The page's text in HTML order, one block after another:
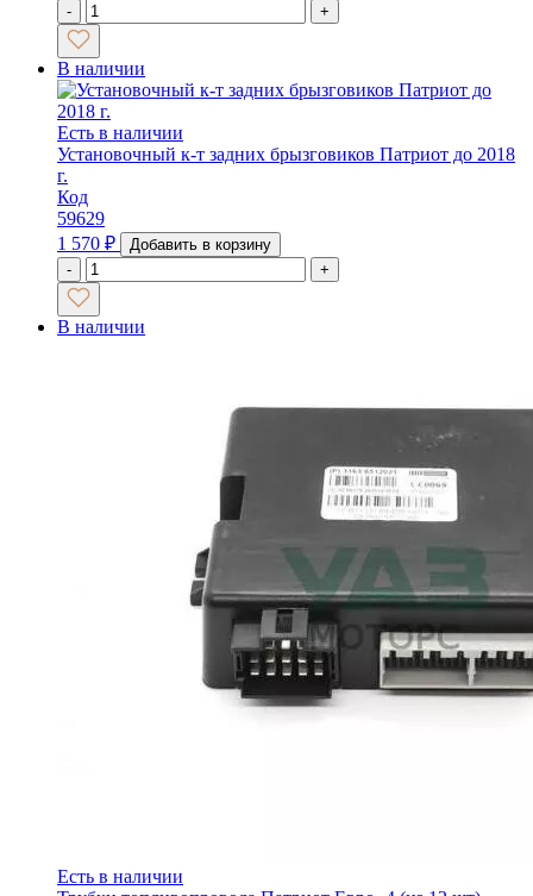
-
+
В наличии
Есть в наличии
Установочный к-т задних брызговиков Патриот до 2018
г.
Код
59629
1 570 ₽
Добавить в корзину
-
+
В наличии
Есть в наличии